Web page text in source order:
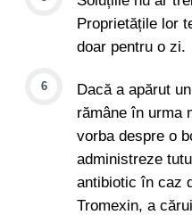
Proprietățile lor
doar pentru o zi.
Dacă a apărut
rămâne în urma
vorba despre o
administreze
antibiotic în caz
Tromexin, a